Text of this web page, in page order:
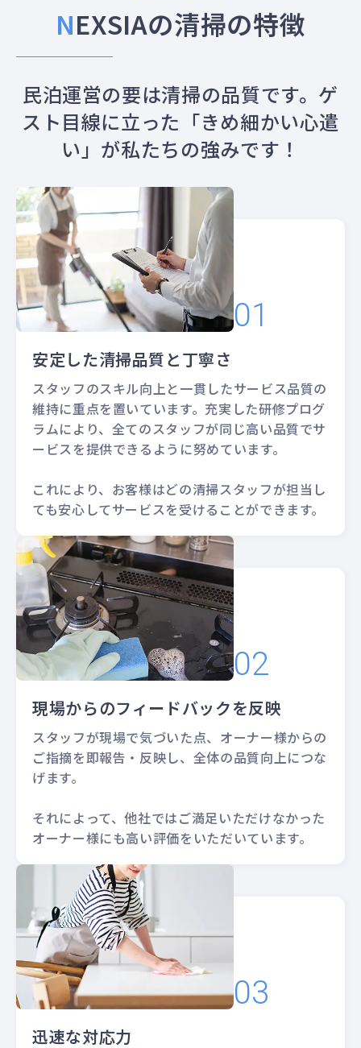
NEXSIAの清掃の特徴
民泊運営の要は清掃の品質です。ゲ
スト目線に立った「きめ細かい心遣
い」が私たちの強みです！
安定した清掃品質と丁寧さ
スタッフのスキル向上と一貫したサービス品質の
維持に重点を置いています。充実した研修プログ
ラムにより、全てのスタッフが同じ高い品質でサ
ービスを提供できるように努めています。
これにより、お客様はどの清掃スタッフが担当し
ても安心してサービスを受けることができます。
現場からのフィードバックを反映
スタッフが現場で気づいた点、オーナー様からの
ご指摘を即報告・反映し、全体の品質向上につな
げます。
それによって、他社ではご満足いただけなかった
オーナー様にも高い評価をいただいています。
迅速な対応力